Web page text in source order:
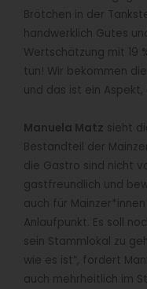
Brötchen in der
handwerklich Gutes
Wertschätzung mit 19
tun! Wir bekommen
und das ist ein
Manuela Matz sieht
Bestandteil der
die Gastro sind nicht
gastfreundlich und
auch für
Anlaufpunkt. Es soll
sein Stammlokal zu
wie es ist“, fordert
auch mehrheitlich im